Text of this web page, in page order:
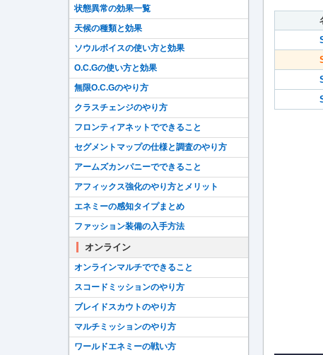
状態異常の効果一覧
天候の種類と効果
ソウルボイスの使い方と効果
O.C.Gの使い方と効果
無限O.C.Gのやり方
クラスチェンジのやり方
フロンティアネットでできること
セグメントマップの仕様と調査のやり方
アームズカンパニーでできること
アフィックス強化のやり方とメリット
エネミーの感知タイプまとめ
ファッション装備の入手方法
オンライン
オンラインマルチでできること
スコードミッションのやり方
ブレイドスカウトのやり方
マルチミッションのやり方
ワールドエネミーの戦い方